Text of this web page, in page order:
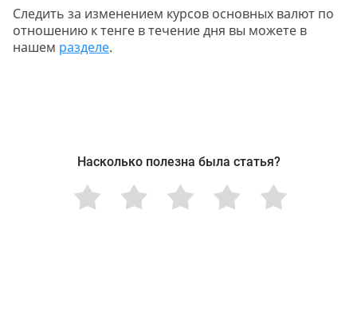
Следить за изменением курсов основных валют по
отношению к тенге в течение дня вы можете в
нашем разделе.
Насколько полезна была статья?